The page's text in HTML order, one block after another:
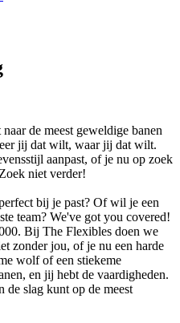
de meest geweldige banen
jij dat wilt, waar jij dat wilt.
aanpast, of je nu op zoek
niet verder!
bij je past? Of wil je een
team? We've got you covered!
Bij The Flexibles doen we
zonder jou, of je nu een harde
wolf of een stiekeme
en jij hebt de vaardigheden.
de slag kunt op de meest